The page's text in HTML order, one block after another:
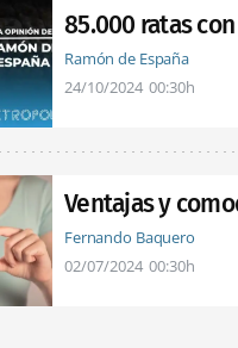
85.000 ratas
Ramón de España
24/10/2024 00:30h
Ventajas y
Fernando Baquero
02/07/2024 00:30h